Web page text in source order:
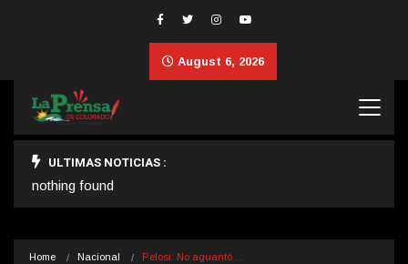
August 6, 2026
ULTIMAS NOTICIAS :
nothing found
Home Nacional Pelosi: No aguantó…